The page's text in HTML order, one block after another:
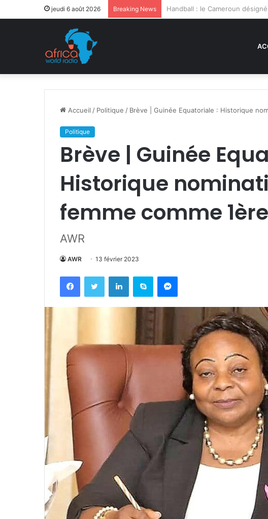
jeudi 6 août 2026 Breaking News Après la levée des sanctions
Accueil / Politique / Brève | Guinée Equatoriale : Historique
Politique
Brève | Guinée
Historique
femme comme
AWR
AWR 13 février 2023